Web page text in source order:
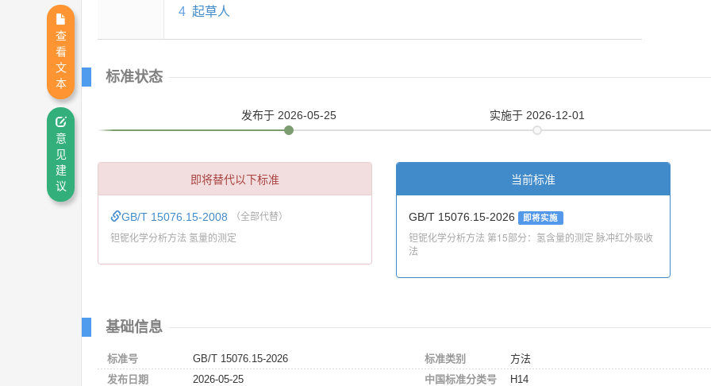
4 起草人
标准状态
发布于 2026-05-25 实施于 2026-12-01
即将替代以下标准
GB/T 15076.15-2008 （全部代替）
钽铌化学分析方法 氢量的测定
当前标准
GB/T 15076.15-2026 即将实施
钽铌化学分析方法 第15部分：氢含量的测定 脉冲红外吸收
法
基础信息
标准号
GB/T 15076.15-2026
发布日期
2026-05-25
标准类别
方法
中国标准分类号
H14
查
看
文
本
意
见
建
议